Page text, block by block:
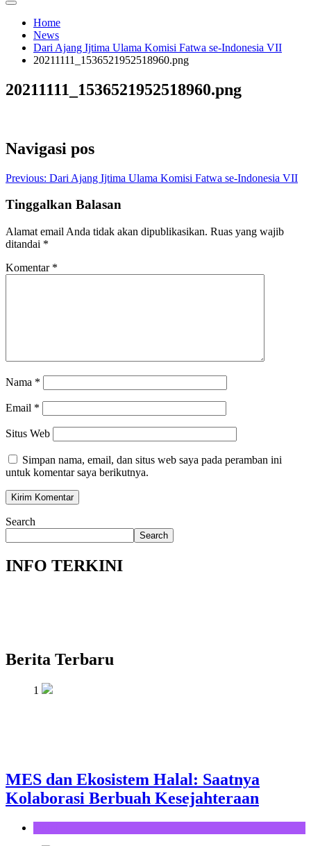
Home
News
Dari Ajang Ijtima Ulama Komisi Fatwa se-Indonesia VII
20211111_1536521952518960.png
20211111_1536521952518960.png
Navigasi pos
Previous: Dari Ajang Ijtima Ulama Komisi Fatwa se-Indonesia VII
Tinggalkan Balasan
Alamat email Anda tidak akan dipublikasikan. Ruas yang wajib
ditandai *
Komentar *
Nama *
Email *
Situs Web
Simpan nama, email, dan situs web saya pada peramban ini
untuk komentar saya berikutnya.
Search
Search
INFO TERKINI
Berita Terbaru
1
MES dan Ekosistem Halal: Saatnya
Kolaborasi Berbuah Kesejahteraan